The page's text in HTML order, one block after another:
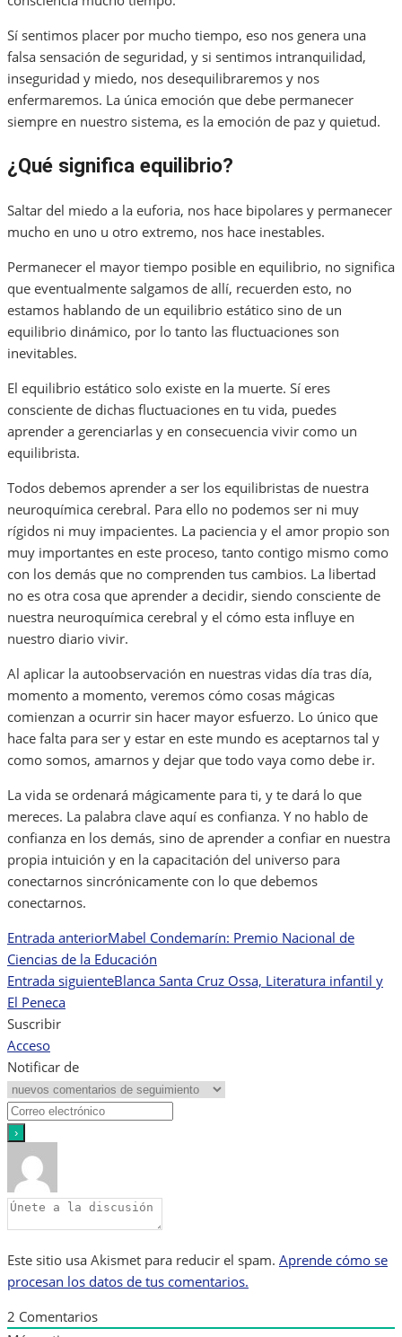
Sí sentimos placer por mucho tiempo, eso nos genera una
falsa sensación de seguridad, y si sentimos intranquilidad,
inseguridad y miedo, nos desequilibraremos y nos
enfermaremos. La única emoción que debe permanecer
siempre en nuestro sistema, es la emoción de paz y quietud.
¿Qué significa equilibrio?
Saltar del miedo a la euforia, nos hace bipolares y permanecer
mucho en uno u otro extremo, nos hace inestables.
Permanecer el mayor tiempo posible en equilibrio, no significa
que eventualmente salgamos de allí, recuerden esto, no
estamos hablando de un equilibrio estático sino de un
equilibrio dinámico, por lo tanto las fluctuaciones son
inevitables.
El equilibrio estático solo existe en la muerte. Sí eres
consciente de dichas fluctuaciones en tu vida, puedes
aprender a gerenciarlas y en consecuencia vivir como un
equilibrista.
Todos debemos aprender a ser los equilibristas de nuestra
neuroquímica cerebral. Para ello no podemos ser ni muy
rígidos ni muy impacientes. La paciencia y el amor propio son
muy importantes en este proceso, tanto contigo mismo como
con los demás que no comprenden tus cambios. La libertad
no es otra cosa que aprender a decidir, siendo consciente de
nuestra neuroquímica cerebral y el cómo esta influye en
nuestro diario vivir.
Al aplicar la autoobservación en nuestras vidas día tras día,
momento a momento, veremos cómo cosas mágicas
comienzan a ocurrir sin hacer mayor esfuerzo. Lo único que
hace falta para ser y estar en este mundo es aceptarnos tal y
como somos, amarnos y dejar que todo vaya como debe ir.
La vida se ordenará mágicamente para ti, y te dará lo que
mereces. La palabra clave aquí es confianza. Y no hablo de
confianza en los demás, sino de aprender a confiar en nuestra
propia intuición y en la capacitación del universo para
conectarnos sincrónicamente con lo que debemos
conectarnos.
Navegación
de
entradas
Entrada anteriorMabel Condemarín: Premio Nacional de
Ciencias de la Educación
Entrada siguienteBlanca Santa Cruz Ossa, Literatura infantil y
El Peneca
Suscribir
Acceso
Notificar de
Este sitio usa Akismet para reducir el spam. Aprende cómo se
procesan los datos de tus comentarios.
2 Comentarios